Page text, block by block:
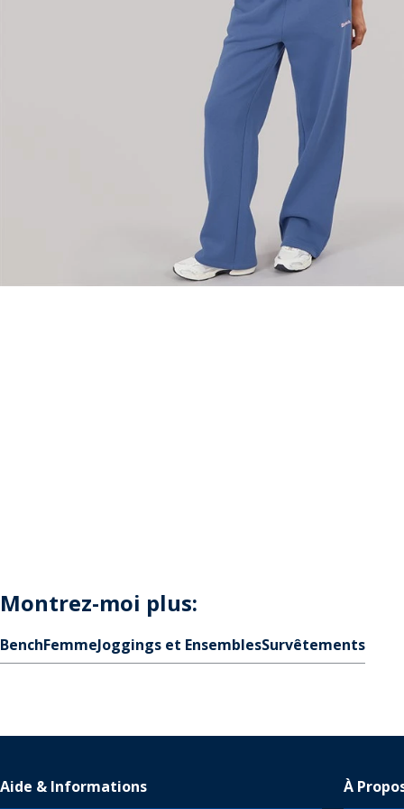
Montrez-moi plus:
BenchFemmeJoggings et EnsemblesSurvêtements
Aide & Informations À